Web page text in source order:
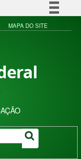
à informação
MAPA DO SITE